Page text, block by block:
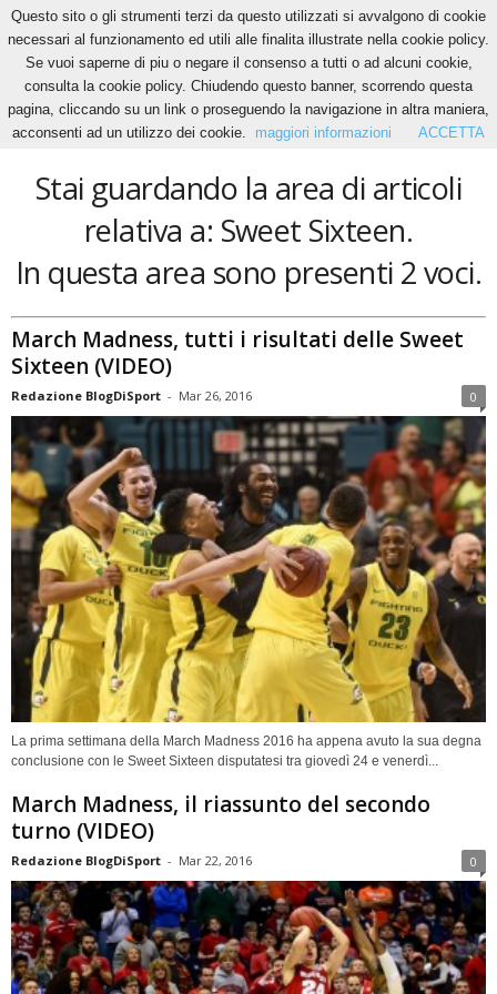
Home Tags Sweet Sixteen
Sweet Sixteen
Stai guardando la area di articoli
relativa a: Sweet Sixteen.
In questa area sono presenti 2 voci.
March Madness, tutti i risultati delle Sweet
Sixteen (VIDEO)
Redazione BlogDiSport - Mar 26, 2016 0
La prima settimana della March Madness 2016 ha appena avuto la sua degna
conclusione con le Sweet Sixteen disputatesi tra giovedì 24 e venerdì...
March Madness, il riassunto del secondo
turno (VIDEO)
Redazione BlogDiSport - Mar 22, 2016 0
Questo sito o gli strumenti terzi da questo utilizzati si avvalgono di cookie
necessari al funzionamento ed utili alle finalita illustrate nella cookie policy.
Se vuoi saperne di piu o negare il consenso a tutti o ad alcuni cookie,
consulta la cookie policy. Chiudendo questo banner, scorrendo questa
pagina, cliccando su un link o proseguendo la navigazione in altra maniera,
acconsenti ad un utilizzo dei cookie.
maggiori informazioni ACCETTA